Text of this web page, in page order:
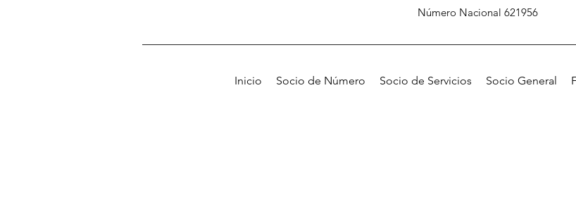
Número Nacional 621956
Inicio Socio de Número Socio de Servicios Socio General